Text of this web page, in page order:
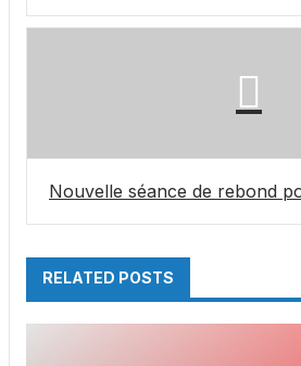
Nouvelle séance de rebond
RELATED POSTS